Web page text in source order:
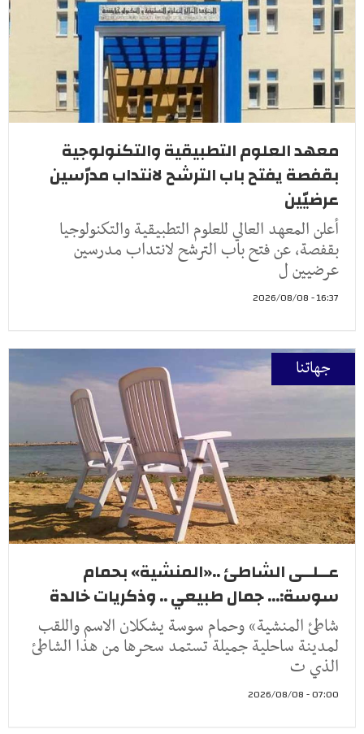
معهد العلوم التطبيقية والتكنولوجية
بقفصة يفتح باب الترشح لانتداب مدرّسين
عرضيّين
أعلن المعهد العالي للعلوم التطبيقية والتكنولوجيا
بقفصة، عن فتح باب الترشح لانتداب مدرسين
عرضيين ل
16:37 - 2026/08/08
جهاتنا
عــلــى الشاطئ ..«المنشية» بحمام
سوسة:... جمال طبيعي .. وذكريات خالدة
شاطئ المنشية» وحمام سوسة يشكلان الاسم واللقب
لمدينة ساحلية جميلة تستمد سحرها من هذا الشاطئ
الذي ت
07:00 - 2026/08/08